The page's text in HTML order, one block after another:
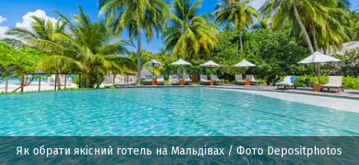
Як обрати якісний готель на Мальдівах/ Фото Depositphotos